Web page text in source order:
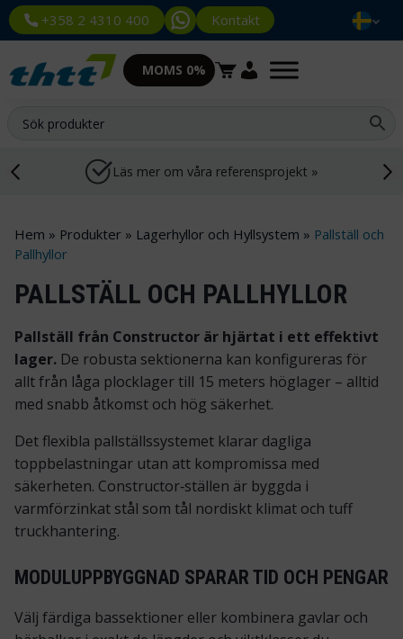
+358 2 4310 400 Kontakt
MOMS 0%
Läs mer om våra referensprojekt »
Hem » Produkter » Lagerhyllor och Hyllsystem » Pallställ och
Pallhyllor
PALLSTÄLL OCH PALLHYLLOR
Pallställ från Constructor är hjärtat i ett effektivt
lager. De robusta sektionerna kan konfigureras för
allt från låga plocklager till 15 meters höglager – alltid
med snabb åtkomst och hög säkerhet.
Det flexibla pallställssystemet klarar dagliga
toppbelastningar utan att kompromissa med
säkerheten. Constructor‑ställen är byggda i
varmförzinkat stål som tål nordiskt klimat och tuff
truckhantering.
MODULUPPBYGGNAD SPARAR TID OCH PENGAR
Välj färdiga bassektioner eller kombinera gavlar och